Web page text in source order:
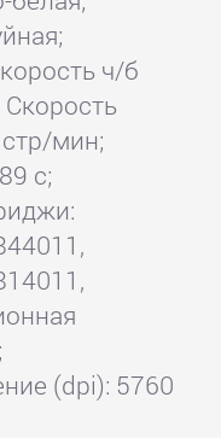
ч/б
мин;
с;
(dpi): 5760